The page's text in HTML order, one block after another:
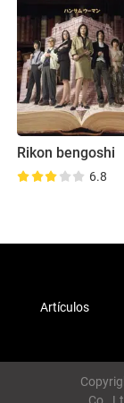
Rikon bengoshi
6.8
Artículos
Co.,